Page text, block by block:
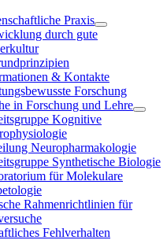
Praxis
durch gute
& Kontakte
Forschung
in Forschung und Lehre
Kognitive
Neuropharmakologie
Synthetische Biologie
für Molekulare
Rahmenrichtlinien für
Fehlverhalten